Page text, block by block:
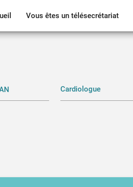
Vous êtes un télésecrétariat